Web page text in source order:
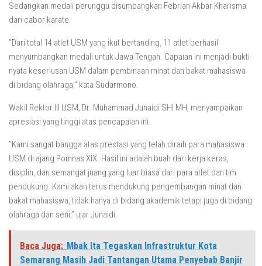
Sedangkan medali perunggu disumbangkan Febrian Akbar Kharisma
dari cabor karate.
”Dari total 14 atlet USM yang ikut bertanding, 11 atlet berhasil
menyumbangkan medali untuk Jawa Tengah. Capaian ini menjadi bukti
nyata keseriusan USM dalam pembinaan minat dan bakat mahasiswa
di bidang olahraga,” kata Sudarmono.
Wakil Rektor III USM, Dr. Muhammad Junaidi SHI MH, menyampaikan
apresiasi yang tinggi atas pencapaian ini.
”Kami sangat bangga atas prestasi yang telah diraih para mahasiswa
USM di ajang Pomnas XIX. Hasil ini adalah buah dari kerja keras,
disiplin, dan semangat juang yang luar biasa dari para atlet dan tim
pendukung. Kami akan terus mendukung pengembangan minat dan
bakat mahasiswa, tidak hanya di bidang akademik tetapi juga di bidang
olahraga dan seni,” ujar Junaidi.
Baca Juga: Mbak Ita Tegaskan Infrastruktur Kota
Semarang Masih Jadi Tantangan Utama Penyebab Banjir